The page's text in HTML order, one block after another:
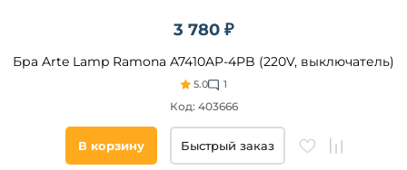
3 780 ₽
Бра Arte Lamp Ramona A7410AP-4PB (220V, выключатель)
5.0 1
Код: 403666
В корзину Быстрый заказ